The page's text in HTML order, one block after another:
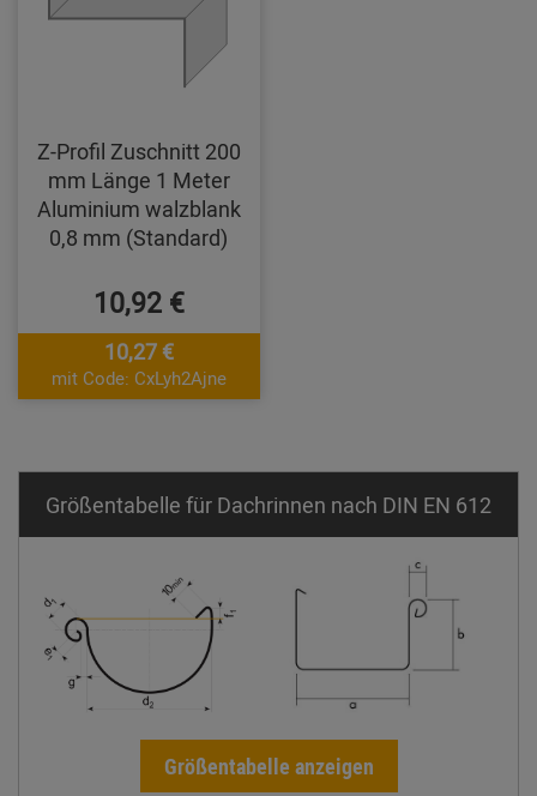
Z-Profil Zuschnitt 200
mm Länge 1 Meter
Aluminium walzblank
0,8 mm (Standard)
10,92 €
10,27 €
mit Code: CxLyh2Ajne
Größentabelle für Dachrinnen nach DIN EN 612
Größentabelle anzeigen